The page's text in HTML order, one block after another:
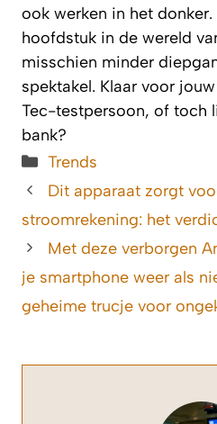
ook werken in het
hoofdstuk in de wereld
misschien minder
spektakel. Klaar voor
Tec-testpersoon, of toch
bank?
Categorieën
Trends
Dit apparaat zorgt
stroomrekening: het
Met deze verborgen
je smartphone weer als
geheime trucje voor